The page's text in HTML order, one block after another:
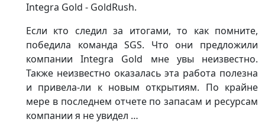
Integra Gold - GoldRush.
Если кто следил за итогами, то как помните,
победила команда SGS. Что они предложили
компании Integra Gold мне увы неизвестно.
Также неизвестно оказалась эта работа полезна
и привела-ли к новым открытиям. По крайне
мере в последнем отчете по запасам и ресурсам
компании я не увидел …